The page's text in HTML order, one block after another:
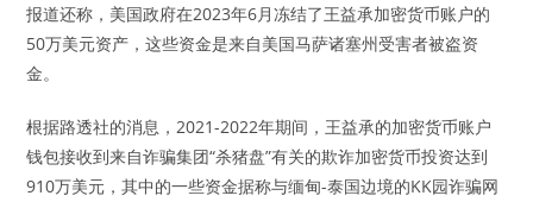
报道还称，美国政府在2023年6月冻结了王益承加密货币账户的
50万美元资产，这些资金是来自美国马萨诸塞州受害者被盗资
金。
根据路透社的消息，2021-2022年期间，王益承的加密货币账户
钱包接收到来自诈骗集团“杀猪盘”有关的欺诈加密货币投资达到
910万美元，其中的一些资金据称与缅甸-泰国边境的KK园诈骗网